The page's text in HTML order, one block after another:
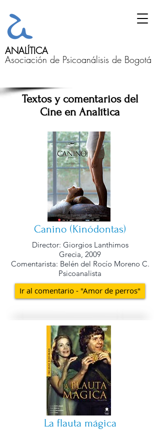
ANALÍTICA
Asociación de Psicoanálisis de Bogotá
Textos y comentarios del
Cine en Analítica
Canino (Kinódontas)
Director: Giorgios Lanthimos
Grecia, 2009
Comentarista: Belén del Rocío Moreno C.
Psicoanalista
Ir al comentario - "Amor de perros"
La flauta mágica